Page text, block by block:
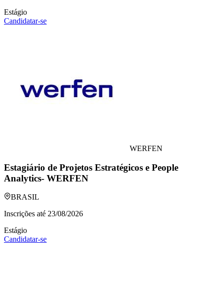
Estágio
Candidatar-se
WERFEN
Estagiário de Projetos Estratégicos e People
Analytics- WERFEN
BRASIL
Inscrições até 23/08/2026
Estágio
Candidatar-se